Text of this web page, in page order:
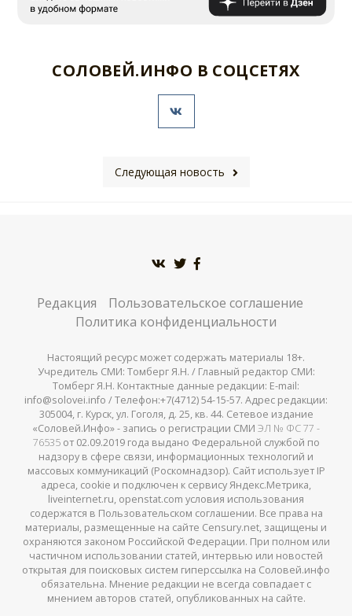
СОЛОВЕЙ.ИНФО В СОЦСЕТЯХ
Следующая новость
Редакция
Пользовательское соглашение
Политика конфиденциальности
Настоящий ресурс может содержать материалы 18+.
Учредитель СМИ: Томберг Я.Н. / Главный редактор СМИ:
Томберг Я.Н. Контактные данные редакции: E-mail:
info@solovei.info / Телефон:+7(4712) 54-15-57. Адрес редакции:
305004, г. Курск, ул. Гоголя, д. 25, кв. 44. Сетевое издание
«Соловей.Инфо» - запись о регистрации СМИ ЭЛ № ФС 77 -
76535от 02.09.2019 года выдано Федеральной службой по
надзору в сфере связи, информационных технологий и
массовых коммуникаций (Роскомнадзор). Сайт использует IP
адреса, cookie и подключен к сервису Яндекс.Метрика,
liveinternet.ru, openstat.com условия использования
содержатся в Пользовательском соглашении. Все права на
материалы, размещенные на сайте Censury.net, защищены и
охраняются законом Российской Федерации. При полном или
частичном использовании статей, интервью или новостей
открытая для поисковых систем гиперссылка на Соловей.инфо
обязательна. Мнение редакции не всегда совпадает с
мнением авторов статей, опубликованных на сайте.